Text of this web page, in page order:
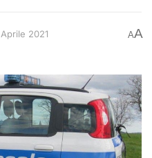
Aprile 2021 AA